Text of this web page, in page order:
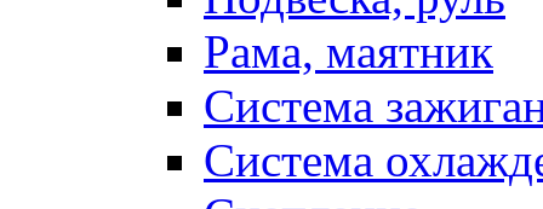
Рама, маятник
Система
Система